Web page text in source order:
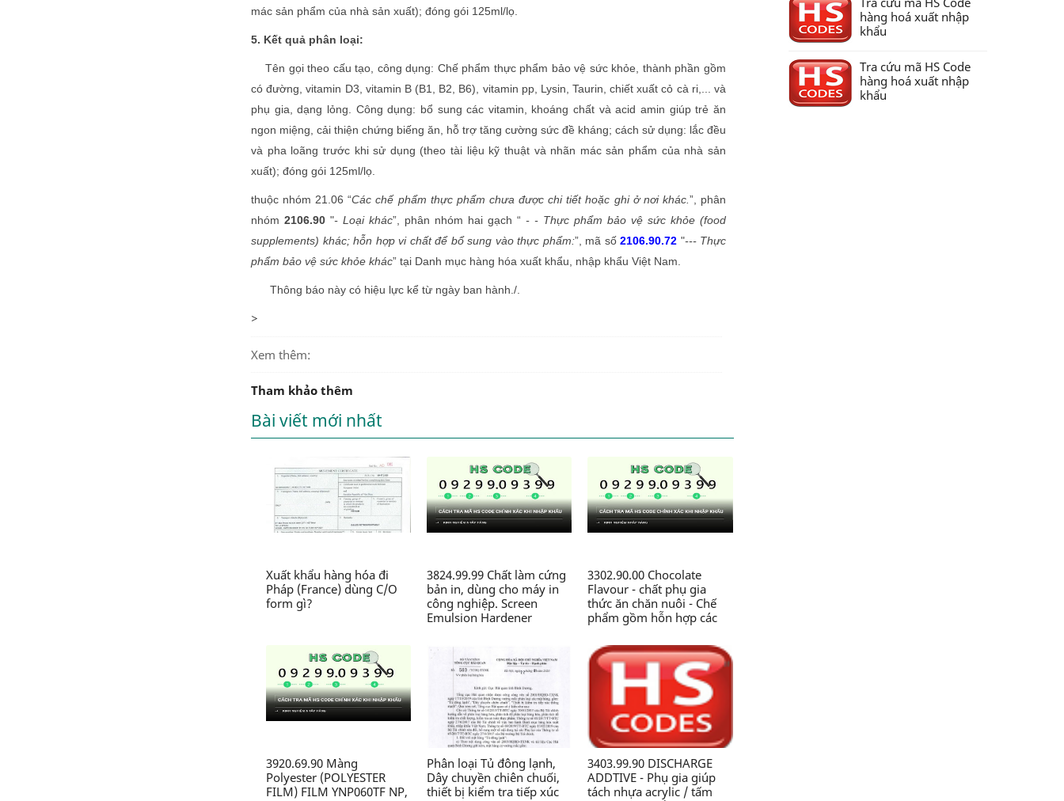
mác sản phẩm của nhà sản xuất); đóng gói 125ml/lọ.
5. Kết quả phân loại:
Tên gọi theo cấu tạo, công dụng: Chế phẩm thực phẩm bảo vệ sức khỏe, thành phần gồm
có đường, vitamin D3, vitamin B (B1, B2, B6), vitamin pp, Lysin, Taurin, chiết xuất cỏ cà ri,... và
phụ gia, dạng lỏng. Công dụng: bổ sung các vitamin, khoáng chất và acid amin giúp trẻ ăn
ngon miệng, cải thiện chứng biếng ăn, hỗ trợ tăng cường sức đề kháng; cách sử dụng: lắc đều
và pha loãng trước khi sử dụng (theo tài liệu kỹ thuật và nhãn mác sản phẩm của nhà sản
xuất); đóng gói 125ml/lọ.
thuộc nhóm 21.06 “Các chế phẩm thực phẩm chưa được chi tiết hoặc ghi ở nơi khác. ”, phân
nhóm 2106.90 "- Loại khác”, phân nhóm hai gạch “ - - Thực phẩm bảo vệ sức khỏe (food
supplements) khác; hỗn hợp vi chất để bổ sung vào thực phẩm:”, mã số 2106.90.72 "--- Thực
phẩm bảo vệ sức khỏe khác” tại Danh mục hàng hóa xuất khẩu, nhập khẩu Việt Nam.
Thông báo này có hiệu lực kể từ ngày ban hành./.
>
Xem thêm:
Tham khảo thêm
Bài viết mới nhất
Xuất khẩu hàng hóa đi
Pháp (France) dùng C/O
form gì?
3824.99.99 Chất làm cứng
bản in, dùng cho máy in
công nghiệp. Screen
Emulsion Hardener
Chế phẩm hóa học thành
phần có chứa Glyoxal, axit
HCl..., dạng lỏng, dùng
trong công nghiệp in -
Công ty TNHH Nhãn mác
và Bao bì Maxim Việt Nam
3302.90.00 Chocolate
Flavour - chất phụ gia
thức ăn chăn nuôi - Chế
phẩm gồm hỗn hợp các
dioxit,.., dạng bột, đóng
gói 2kg/túi, dùng trong
sản xuất thức ăn chăn
nuôi - Công ty TNHH NN &
CN Chăn nuôi Nguyên
Xương
3920.69.90 Màng
Polyester (POLYESTER
FILM) FILM YNP060TF NP,
Phân loại Tủ đông lạnh,
Dây chuyền chiên chuối,
thiết bị kiểm tra tiếp xúc
3403.99.90 DISCHARGE
ADDTIVE - Phụ gia giúp
tách nhựa acrylic / tấm
hàng hoá xuất nhập
khẩu
Tra cứu mã HS Code
hàng hoá xuất nhập
khẩu